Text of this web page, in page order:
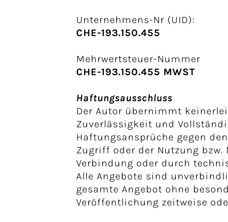
Unternehmens-Nr (UID):
CHE-193.150.455
Mehrwertsteuer-Nummer
CHE-193.150.455 MWST
Haftungsausschluss
Der Autor übernimmt
Zuverlässigkeit und
Haftungsansprüche gegen
Zugriff oder der Nutzung
Verbindung oder durch
Alle Angebote sind
gesamte Angebot ohne
Veröffentlichung zeitweise